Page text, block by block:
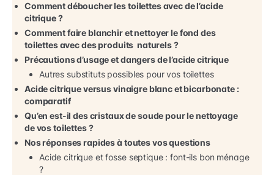
Comment déboucher les toilettes avec de l’acide
citrique ?
Comment faire blanchir et nettoyer le fond des
toilettes avec des produits naturels ?
Précautions d’usage et dangers de l’acide citrique
Autres substituts possibles pour vos toilettes
Acide citrique versus vinaigre blanc et bicarbonate :
comparatif
Qu’en est-il des cristaux de soude pour le nettoyage
de vos toilettes ?
Nos réponses rapides à toutes vos questions
Acide citrique et fosse septique : font-ils bon ménage
?